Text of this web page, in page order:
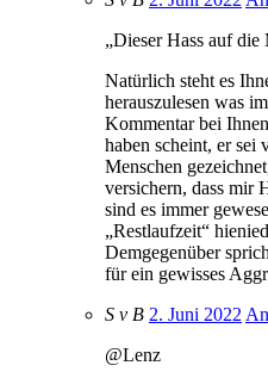
„Dieser Hass auf die
Natürlich steht es
herauszulesen was
Kommentar bei
haben scheint, er sei
Menschen
versichern, dass mir
sind es immer
„Restlaufzeit“
Demgegenüber
für ein gewisses
S v B 2. Juni 2022
@Lenz